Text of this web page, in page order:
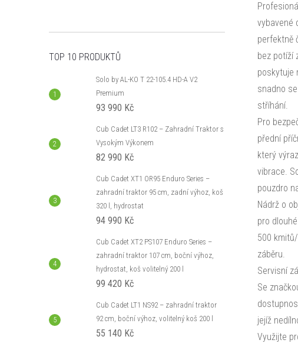
TOP 10 PRODUKTŮ
Solo by AL-KO T 22-105.4 HD-A V2
Premium
93 990 Kč
Cub Cadet LT3 R102 – Zahradní Traktor s
Vysokým Výkonem
82 990 Kč
Cub Cadet XT1 OR95 Enduro Series –
zahradní traktor 95 cm, zadní výhoz, koš
320 l, hydrostat
94 990 Kč
Cub Cadet XT2 PS107 Enduro Series –
zahradní traktor 107 cm, boční výhoz,
hydrostat, koš volitelný 200 l
99 420 Kč
Cub Cadet LT1 NS92 – zahradní traktor
92 cm, boční výhoz, volitelný koš 200 l
55 140 Kč
vybavené
perfektně
bez potíží
poskytuje
snadno
stříhání.
Pro
přední
který
vibrace.
pouzdro
Nádrž o
pro
500
záběru.
Servisní
Se
jejíž
Využijte